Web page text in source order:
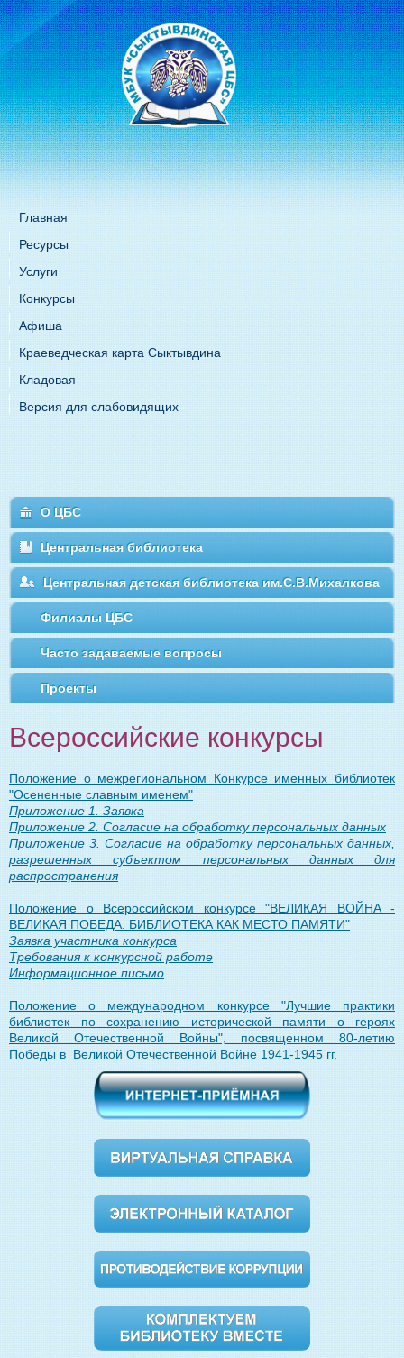
Главная
Ресурсы
Услуги
Конкурсы
Афиша
Краеведческая карта Сыктывдина
Кладовая
Версия для слабовидящих
О ЦБС
Центральная библиотека
Центральная детская библиотека им.С.В.Михалкова
Филиалы ЦБС
Часто задаваемые вопросы
Проекты
Всероссийские конкурсы
Положение о межрегиональном Конкурсе именных библиотек
"Осененные славным именем"
Приложение 1. Заявка
Приложение 2. Согласие на обработку персональных данных
Приложение 3. Согласие на обработку персональных данных,
разрешенных субъектом персональных данных для
распространения
Положение о Всероссийском конкурсе "ВЕЛИКАЯ ВОЙНА -
ВЕЛИКАЯ ПОБЕДА. БИБЛИОТЕКА КАК МЕСТО ПАМЯТИ"
Заявка участника конкурса
Требования к конкурсной работе
Информационное письмо
Положение о международном конкурсе "Лучшие практики
библиотек по сохранению исторической памяти о героях
Великой Отечественной Войны", посвященном 80-летию
Победы в Великой Отечественной Войне 1941-1945 гг.